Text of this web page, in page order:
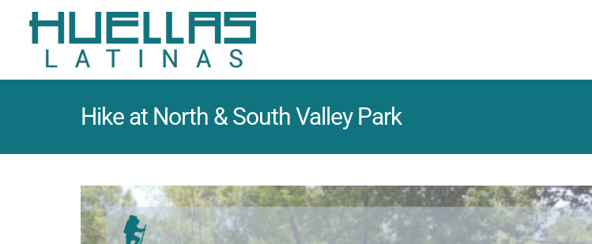
Hike at North & South Valley Park